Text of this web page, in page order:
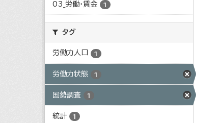
03_労働・賃金 1
タグ
労働力人口 1
労働力状態 1
国勢調査 1
統計 1